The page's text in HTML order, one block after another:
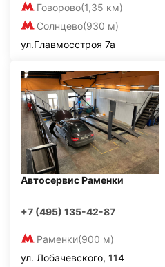
Говорово(1,35 км)
Солнцево(930 м)
ул.Главмосстроя 7а
Автосервис Раменки
+7 (495) 135-42-87
Раменки(900 м)
ул. Лобачевского, 114